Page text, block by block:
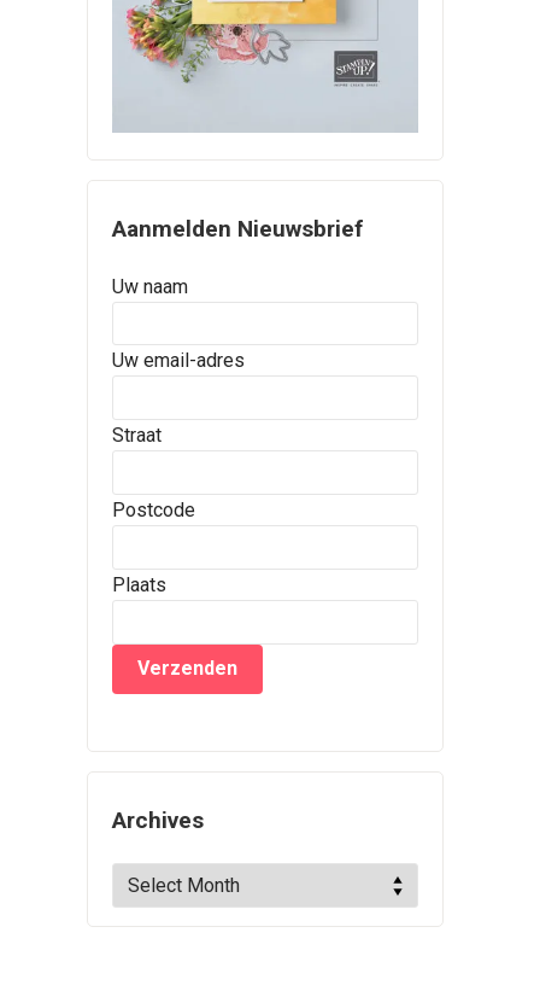
Aanmelden Nieuwsbrief
Uw naam
Uw email-adres
Straat
Postcode
Plaats
Archives
Archives